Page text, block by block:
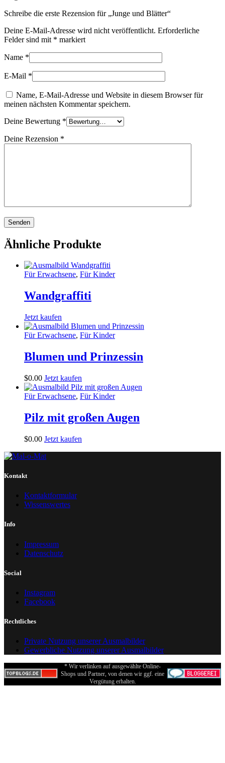
Schreibe die erste Rezension für „Junge und Blätter“
Deine E-Mail-Adresse wird nicht veröffentlicht. Erforderliche
Felder sind mit * markiert
Name *
E-Mail *
Name, E-Mail-Adresse und Website in diesem Browser für
meinen nächsten Kommentar speichern.
Deine Bewertung *
Deine Rezension *
Ähnliche Produkte
Für Erwachsene, Für Kinder
Wandgraffiti
Jetzt kaufen
Für Erwachsene, Für Kinder
Blumen und Prinzessin
$0.00 Jetzt kaufen
Für Erwachsene, Für Kinder
Pilz mit großen Augen
$0.00 Jetzt kaufen
Kontakt
Kontaktformular
Wissenswertes
Info
Impressum
Datenschutz
Social
Instagram
Facebook
Rechtliches
Private Nutzung unserer Ausmalbilder
Gewerbliche Nutzung unserer Ausmalbilder
* Wir verlinken auf ausgewählte Online-
Shops und Partner, von denen wir ggf. eine
Vergütung erhalten.